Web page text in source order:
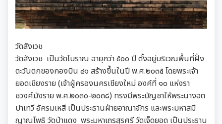
วัดสังเวช
วัดสังเวช เป็นวัดโบราณ อายุกว่า ๕๐๐ ปี ตั้งอยู่บริเวณพื้นที่ฝั่ง
ตะวันตกของกองบิน ๔๑ สร้างขึ้นในปี พ.ศ.๒๐๓๕ โดยพระเจ้า
ยอดเชียงราย (เจ้าผู้ครองนครเชียงใหม่ องค์ที่ ๑๐ แห่งรา
ชวงศ์มังราย พ.ศ.๒๐๓๐-๒๐๓๘) ทรงมีพระบัญชาให้พระนางอต
ปาเทวี อัครมเหสี เป็นประธานฝ่ายอาณาจักร และพระมหาสมี
ญาณโพธิ วัดป่าแดง พระมหาเถรสุรศรี วัดเจ็ดยอด เป็นประธาน